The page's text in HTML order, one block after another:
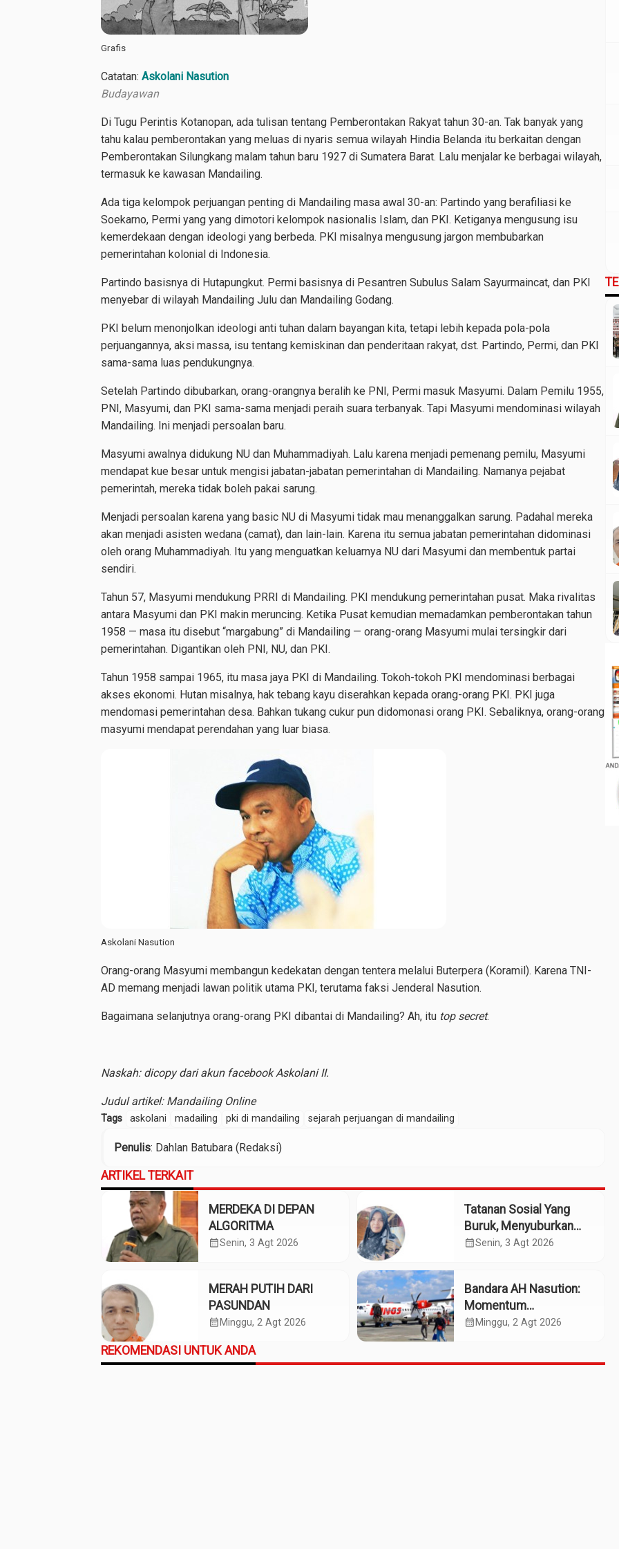
Grafis
Catatan: Askolani Nasution
Budayawan
Di Tugu Perintis Kotanopan, ada tulisan tentang Pemberontakan Rakyat tahun 30-an. Tak banyak yang
tahu kalau pemberontakan yang meluas di nyaris semua wilayah Hindia Belanda itu berkaitan dengan
Pemberontakan Silungkang malam tahun baru 1927 di Sumatera Barat. Lalu menjalar ke berbagai wilayah,
termasuk ke kawasan Mandailing.
Ada tiga kelompok perjuangan penting di Mandailing masa awal 30-an: Partindo yang berafiliasi ke
Soekarno, Permi yang yang dimotori kelompok nasionalis Islam, dan PKI. Ketiganya mengusung isu
kemerdekaan dengan ideologi yang berbeda. PKI misalnya mengusung jargon membubarkan
pemerintahan kolonial di Indonesia.
Partindo basisnya di Hutapungkut. Permi basisnya di Pesantren Subulus Salam Sayurmaincat, dan PKI
menyebar di wilayah Mandailing Julu dan Mandailing Godang.
PKI belum menonjolkan ideologi anti tuhan dalam bayangan kita, tetapi lebih kepada pola-pola
perjuangannya, aksi massa, isu tentang kemiskinan dan penderitaan rakyat, dst. Partindo, Permi, dan PKI
sama-sama luas pendukungnya.
Setelah Partindo dibubarkan, orang-orangnya beralih ke PNI, Permi masuk Masyumi. Dalam Pemilu 1955,
PNI, Masyumi, dan PKI sama-sama menjadi peraih suara terbanyak. Tapi Masyumi mendominasi wilayah
Mandailing. Ini menjadi persoalan baru.
Masyumi awalnya didukung NU dan Muhammadiyah. Lalu karena menjadi pemenang pemilu, Masyumi
mendapat kue besar untuk mengisi jabatan-jabatan pemerintahan di Mandailing. Namanya pejabat
pemerintah, mereka tidak boleh pakai sarung.
Menjadi persoalan karena yang basic NU di Masyumi tidak mau menanggalkan sarung. Padahal mereka
akan menjadi asisten wedana (camat), dan lain-lain. Karena itu semua jabatan pemerintahan didominasi
oleh orang Muhammadiyah. Itu yang menguatkan keluarnya NU dari Masyumi dan membentuk partai
sendiri.
Tahun 57, Masyumi mendukung PRRI di Mandailing. PKI mendukung pemerintahan pusat. Maka rivalitas
antara Masyumi dan PKI makin meruncing. Ketika Pusat kemudian memadamkan pemberontakan tahun
1958 — masa itu disebut “margabung” di Mandailing — orang-orang Masyumi mulai tersingkir dari
pemerintahan. Digantikan oleh PNI, NU, dan PKI.
Tahun 1958 sampai 1965, itu masa jaya PKI di Mandailing. Tokoh-tokoh PKI mendominasi berbagai
akses ekonomi. Hutan misalnya, hak tebang kayu diserahkan kepada orang-orang PKI. PKI juga
mendomasi pemerintahan desa. Bahkan tukang cukur pun didomonasi orang PKI. Sebaliknya, orang-orang
masyumi mendapat perendahan yang luar biasa.
Askolani Nasution
Orang-orang Masyumi membangun kedekatan dengan tentera melalui Buterpera (Koramil). Karena TNI-
AD memang menjadi lawan politik utama PKI, terutama faksi Jenderal Nasution.
Bagaimana selanjutnya orang-orang PKI dibantai di Mandailing? Ah, itu top secret.
Naskah: dicopy dari akun facebook Askolani II.
Judul artikel: Mandailing Online
Tags askolani madailing pki di mandailing sejarah perjuangan di mandailing
Penulis: Dahlan Batubara (Redaksi)
ARTIKEL TERKAIT
MERDEKA DI DEPAN
ALGORITMA
calendar_monthSenin, 3 Agt 2026
Tatanan Sosial Yang
Buruk, Menyuburkan
HIV Pada Remaja
calendar_monthSenin, 3 Agt 2026
MERAH PUTIH DARI
PASUNDAN
calendar_month Minggu, 2 Agt 2026
Bandara AH Nasution:
Momentum
Kebangkitan Tabagsel
calendar_month Minggu, 2 Agt 2026
REKOMENDASI UNTUK ANDA